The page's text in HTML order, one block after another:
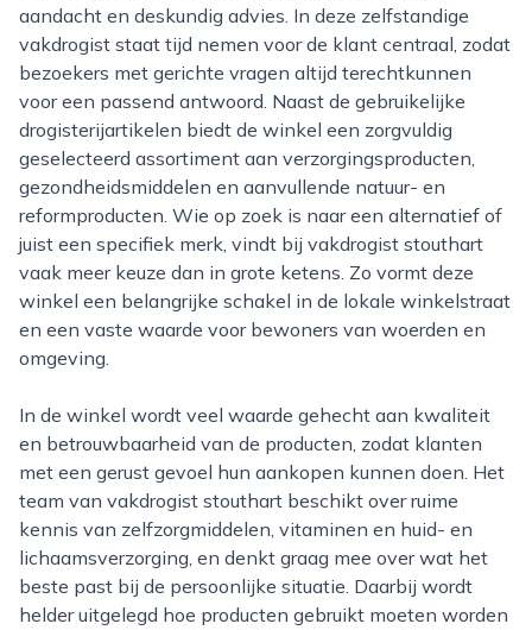
aandacht en deskundig advies. In deze zelfstandige
vakdrogist staat tijd nemen voor de klant centraal, zodat
bezoekers met gerichte vragen altijd terechtkunnen
voor een passend antwoord. Naast de gebruikelijke
drogisterijartikelen biedt de winkel een zorgvuldig
geselecteerd assortiment aan verzorgingsproducten,
gezondheidsmiddelen en aanvullende natuur- en
reformproducten. Wie op zoek is naar een alternatief of
juist een specifiek merk, vindt bij vakdrogist stouthart
vaak meer keuze dan in grote ketens. Zo vormt deze
winkel een belangrijke schakel in de lokale winkelstraat
en een vaste waarde voor bewoners van woerden en
omgeving.
In de winkel wordt veel waarde gehecht aan kwaliteit
en betrouwbaarheid van de producten, zodat klanten
met een gerust gevoel hun aankopen kunnen doen. Het
team van vakdrogist stouthart beschikt over ruime
kennis van zelfzorgmiddelen, vitaminen en huid- en
lichaamsverzorging, en denkt graag mee over wat het
beste past bij de persoonlijke situatie. Daarbij wordt
helder uitgelegd hoe producten gebruikt moeten worden